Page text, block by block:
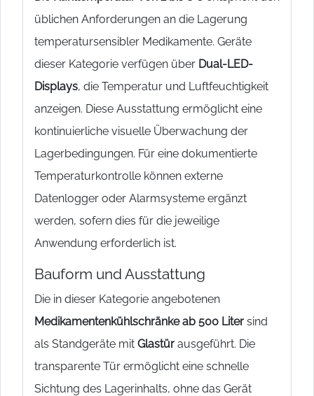
üblichen Anforderungen an die Lagerung
temperatursensibler Medikamente. Geräte
dieser Kategorie verfügen über Dual-LED-
Displays, die Temperatur und Luftfeuchtigkeit
anzeigen. Diese Ausstattung ermöglicht eine
kontinuierliche visuelle Überwachung der
Lagerbedingungen. Für eine dokumentierte
Temperaturkontrolle können externe
Datenlogger oder Alarmsysteme ergänzt
werden, sofern dies für die jeweilige
Anwendung erforderlich ist.
Bauform und Ausstattung
Die in dieser Kategorie angebotenen
Medikamentenkühlschränke ab 500 Liter sind
als Standgeräte mit Glastür ausgeführt. Die
transparente Tür ermöglicht eine schnelle
Sichtung des Lagerinhalts, ohne das Gerät